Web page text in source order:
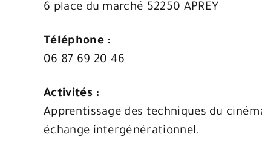
6 place du marché 52250 APREY
Téléphone :
06 87 69 20 46
Activités :
Apprentissage des techniques du
échange intergénérationnel.